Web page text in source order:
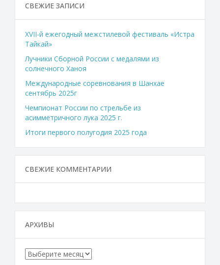
СВЕЖИЕ ЗАПИСИ
XVII-й ежегодный межстилевой фестиваль «Истра
Тайкай»
Лучники Сборной России с медалями из
солнечного Ханоя
Международные соревнования в Шанхае
сентябрь 2025г
Чемпионат России по стрельбе из
асимметричного лука 2025 г.
Итоги первого полугодия 2025 года
СВЕЖИЕ КОММЕНТАРИИ
АРХИВЫ
Архивы